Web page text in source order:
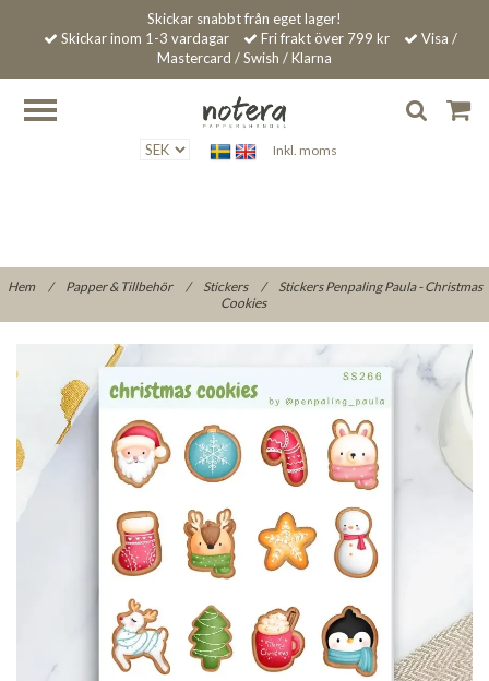
Skickar snabbt från eget lager!
Skickar inom 1-3 vardagar
Fri frakt över 799 kr
Visa /
Mastercard / Swish / Klarna
Inkl. moms
Hem / Papper & Tillbehör / Stickers /
Stickers Penpaling Paula - Christmas
Cookies